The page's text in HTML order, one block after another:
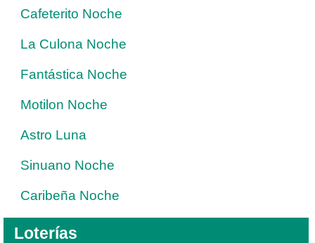
Cafeterito Noche
La Culona Noche
Fantástica Noche
Motilon Noche
Astro Luna
Sinuano Noche
Caribeña Noche
Loterías